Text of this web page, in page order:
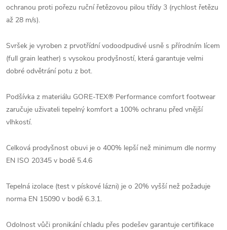
ochranou proti pořezu ruční řetězovou pilou třídy 3 (rychlost řetězu
až 28 m/s).
Svršek je vyroben z prvotřídní vodoodpudivé usně s přírodním lícem
(full grain leather) s vysokou prodyšností, která garantuje velmi
dobré odvětrání potu z bot.
Podšívka z materiálu GORE-TEX® Performance comfort footwear
zaručuje uživateli tepelný komfort a 100% ochranu před vnější
vlhkostí.
Celková prodyšnost obuvi je o 400% lepší než minimum dle normy
EN ISO 20345 v bodě 5.4.6
Tepelná izolace (test v pískové lázni) je o 20% vyšší než požaduje
norma EN 15090 v bodě 6.3.1.
Odolnost vůči pronikání chladu přes podešev garantuje certifikace